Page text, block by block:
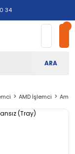
34
ARA
AMD İşlemci Amd